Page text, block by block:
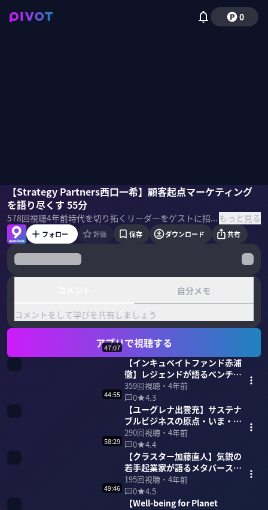
0
【Strategy Partners西口一希】顧客起点マーケティング
を語り尽くす 55分
578回視聴4年前 時代を切り拓くリーダーをゲストに招き、PIVOT 佐々木紀彦と竹下隆一郎が「9つの質問」でその実像と未来へのビジョンを解き明かす。 もっと見る
濵渦伸次村上臣佐々木紀彦
フォロー 評価 保存 ダウンロード 共有
自分メモ
コメントをして学びを共有しましょう
アプリで視聴する
47:07
【インキュベイトファンド赤浦
徹】レジェンドが語るベンチャ
ーキャピタル 47分
359回視聴・ 4年前
0
4.3
44:55
【ユーグレナ出雲充】サステナ
ブルビジネスの原点・いま・未
来を語る 45分
290回視聴・ 4年前
0
4.4
58:29
【クラスター加藤直人】気鋭の
若手起業家が語るメタバース
59分
195回視聴・ 4年前
0
4.5
49:46
【Well-being for Planet